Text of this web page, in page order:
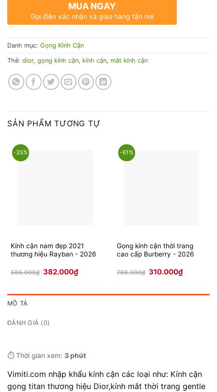
MUA NGAY
Gọi điện xác nhận và giao hàng tận nơi
Danh mục: Gọng Kính Cận
Thẻ: dior, gọng kính cận, kính cận, mắt kính cận
SẢN PHẨM TƯƠNG TỰ
-35%
Kính cận nam đẹp 2021
thương hiệu Rayban - 2026
586.000₫ Giá
gốc
382.000₫Giá
382.000₫.
-61%
Gọng kính cận thời trang
cao cấp Burberry - 2026
786.000₫ Giá
gốc
310.000₫Giá
310.000₫.
MÔ TẢ
ĐÁNH GIÁ (0)
⏱️ Thời gian xem: 3 phút
Vimiti.com nhập khẩu kính cận các loại như: Kính cận
gọng titan thương hiệu Dior,kính mắt thời trang gentle